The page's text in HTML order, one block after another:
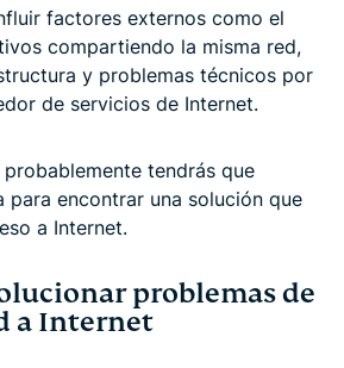
factores externos como el
compartiendo la misma red,
y problemas técnicos por
de servicios de Internet.
tendrás que
para encontrar una solución que
a Internet.
problemas de
a Internet